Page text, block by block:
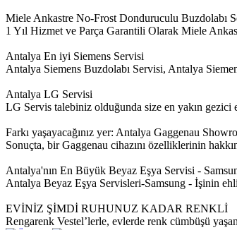
Miele Ankastre No-Frost Donduruculu Buzdolabı
1 Yıl Hizmet ve Parça Garantili Olarak Miele
Antalya En iyi Siemens Servisi
Antalya Siemens Buzdolabı Servisi, Antalya
Antalya LG Servisi
LG Servis talebiniz olduğunda size en yakın gezici
Farkı yaşayacağınız yer: Antalya Gaggenau
Sonuçta, bir Gaggenau cihazını özelliklerinin
Antalya'nın En Büyük Beyaz Eşya Servisi -
Antalya Beyaz Eşya Servisleri-Samsung - İşinin
EVİNİZ ŞİMDİ RUHUNUZ KADAR RENKLİ
Rengarenk Vestel’lerle, evlerde renk cümbüşü